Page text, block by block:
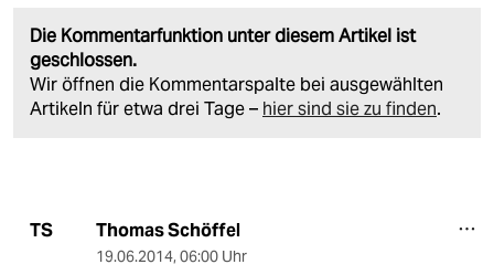
Die Kommentarfunktion unter diesem Artikel ist
geschlossen.
Wir öffnen die Kommentarspalte bei ausgewählten
Artikeln für etwa drei Tage – hier sind sie zu finden.
TS Thomas Schöffel
19.06.2014, 06:00 Uhr